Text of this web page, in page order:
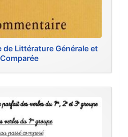
de Littérature Générale et
Comparée